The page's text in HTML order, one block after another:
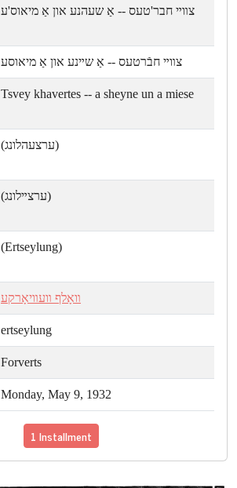
צװײ חבר'טעס -- אַ שעהנע און אַ מיאוס'ע
צװײ חבֿרטעס -- אַ שײנע און אַ מיאוסע
Tsvey khavertes -- a sheyne un a miese
(ערצעהלונג)
(ערצײלונג)
(Ertseylung)
װאָלף װעװיאָרקע
ertseylung
Forverts
Monday, May 9, 1932
1 Installment